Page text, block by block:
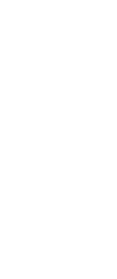
p...